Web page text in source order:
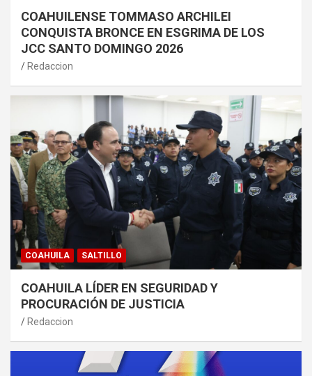
COAHUILENSE TOMMASO ARCHILEI
CONQUISTA BRONCE EN ESGRIMA DE LOS
JCC SANTO DOMINGO 2026
Redaccion
COAHUILA SALTILLO
COAHUILA LÍDER EN SEGURIDAD Y
PROCURACIÓN DE JUSTICIA
Redaccion